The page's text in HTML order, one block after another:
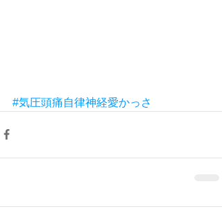
#気圧頭痛自律神経愛かっさ